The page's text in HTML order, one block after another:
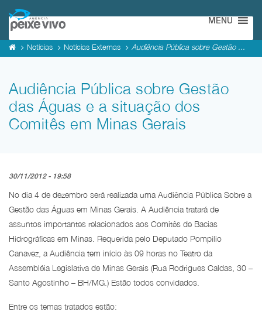
MENU
Notícias Notícias Externas Audiência Pública sobre Gestão ...
Audiência Pública sobre Gestão
das Águas e a situação dos
Comitês em Minas Gerais
30/11/2012 - 19:58
No dia 4 de dezembro será realizada uma Audiência Pública Sobre a
Gestão das Águas em Minas Gerais. A Audiência tratará de
assuntos importantes relacionados aos Comitês de Bacias
Hidrográficas em Minas. Requerida pelo Deputado Pompilio
Canavez, a Audiência tem início às 09 horas no Teatro da
Assembléia Legislativa de Minas Gerais (Rua Rodrigues Caldas, 30 –
Santo Agostinho – BH/MG.) Estão todos convidados.
Entre os temas tratados estão: